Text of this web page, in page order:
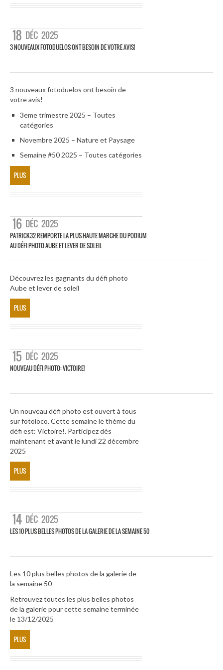
18 DÉC 2025
3 NOUVEAUX FOTODUELOS ONT BESOIN DE VOTRE AVIS!
3 nouveaux fotoduelos ont besoin de
votre avis!
3eme trimestre 2025 – Toutes
catégories
Novembre 2025 – Nature et Paysage
Semaine #50 2025 – Toutes catégories
PLUS
16 DÉC 2025
PATRICK32 REMPORTE LA PLUS HAUTE MARCHE DU PODIUM
AU DÉFI PHOTO AUBE ET LEVER DE SOLEIL
Découvrez les gagnants du défi photo
Aube et lever de soleil
PLUS
15 DÉC 2025
NOUVEAU DÉFI PHOTO: VICTOIRE!
Un nouveau défi photo est ouvert à tous
sur fotoloco. Cette semaine le thème du
défi est: Victoire!. Participez dès
maintenant et avant le lundi 22 décembre
2025
PLUS
14 DÉC 2025
LES 10 PLUS BELLES PHOTOS DE LA GALERIE DE LA SEMAINE 50
Les 10 plus belles photos de la galerie de
la semaine 50
Retrouvez toutes les plus belles photos
de la galerie pour cette semaine terminée
le 13/12/2025
PLUS